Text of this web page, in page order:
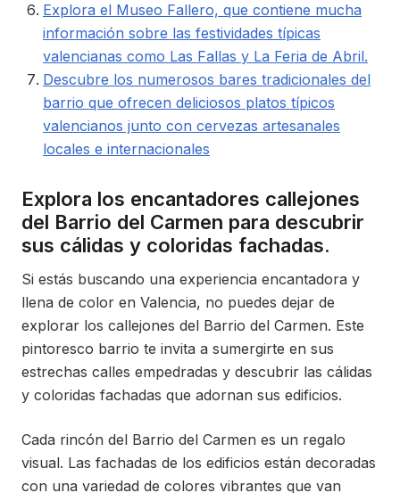
Explora el Museo Fallero, que contiene mucha
información sobre las festividades típicas
valencianas como Las Fallas y La Feria de Abril.
Descubre los numerosos bares tradicionales del
barrio que ofrecen deliciosos platos típicos
valencianos junto con cervezas artesanales
locales e internacionales
Explora los encantadores callejones
del Barrio del Carmen para descubrir
sus cálidas y coloridas fachadas.
Si estás buscando una experiencia encantadora y
llena de color en Valencia, no puedes dejar de
explorar los callejones del Barrio del Carmen. Este
pintoresco barrio te invita a sumergirte en sus
estrechas calles empedradas y descubrir las cálidas
y coloridas fachadas que adornan sus edificios.
Cada rincón del Barrio del Carmen es un regalo
visual. Las fachadas de los edificios están decoradas
con una variedad de colores vibrantes que van